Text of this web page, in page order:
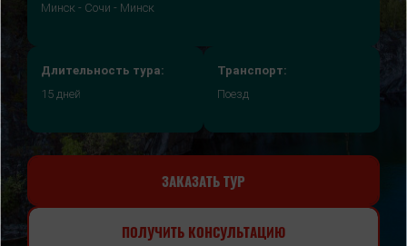
Минск - Сочи - Минск
Длительность тура:
15 дней
Транспорт:
Поезд
ЗАКАЗАТЬ ТУР
ПОЛУЧИТЬ КОНСУЛЬТАЦИЮ